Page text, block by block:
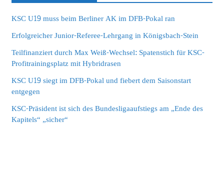
KSC U19 muss beim Berliner AK im DFB-Pokal ran
Erfolgreicher Junior-Referee-Lehrgang in Königsbach-Stein
Teilfinanziert durch Max Weiß-Wechsel: Spatenstich für KSC-
Profitrainingsplatz mit Hybridrasen
KSC U19 siegt im DFB-Pokal und fiebert dem Saisonstart
entgegen
KSC-Präsident ist sich des Bundesligaaufstiegs am „Ende des
Kapitels“ „sicher“